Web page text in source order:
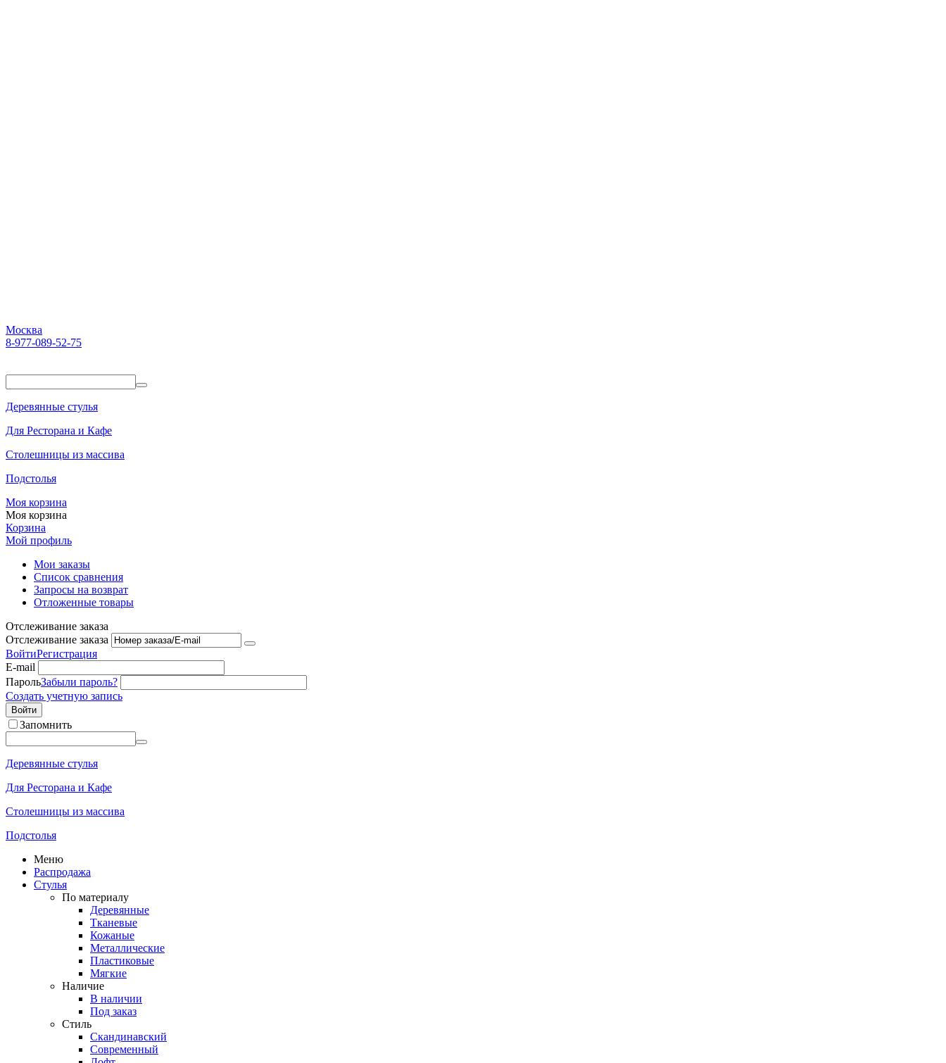
Москва
8-977-089-52-75
Деревянные стулья
Для Ресторана и Кафе
Столешницы из массива
Подстолья
Моя корзина
Моя корзина
Корзина
Мой профиль
Мои заказы
Список сравнения
Запросы на возврат
Отложенные товары
Отслеживание заказа
Отслеживание заказа
ВойтиРегистрация
E-mail
ПарольЗабыли пароль?
Создать учетную запись
Войти
Запомнить
Деревянные стулья
Для Ресторана и Кафе
Столешницы из массива
Подстолья
Меню
Распродажа
Стулья
По материалу
Деревянные
Тканевые
Кожаные
Металлические
Пластиковые
Мягкие
Наличие
В наличии
Под заказ
Стиль
Скандинавский
Современный